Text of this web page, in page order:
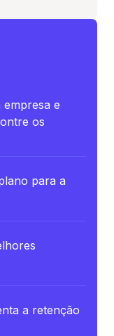
empresa e
os
para a
a retenção